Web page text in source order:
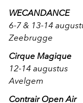
WECANDANCE
6-7 & 13-14
Zeebrugge
Cirque Magique
12-14 augustus
Avelgem
Contrair Open Air